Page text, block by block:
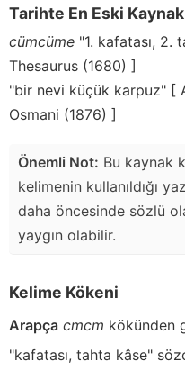
Tarihte En Eski Kaynak
cümcüme "1. kafatası, 2.
Thesaurus (1680) ]
"bir nevi küçük karpuz" [
Osmani (1876) ]
Önemli Not: Bu kaynak
kelimenin kullanıldığı
daha öncesinde sözlü
yaygın olabilir.
Kelime Kökeni
Arapça cmcm kökünden
"kafatası, tahta kâse"